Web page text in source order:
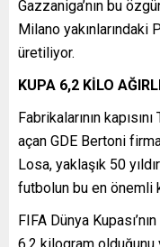
Gazzaniga’nın bu
Milano yakınlarındaki
üretiliyor.
KUPA 6,2 KİLO
Fabrikalarının
açan GDE Bertoni
Losa, yaklaşık 50
futbolun bu en önemli
FIFA Dünya
6,2 kilogram olduğunu